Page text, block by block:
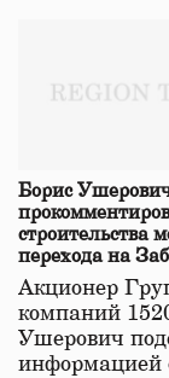
Борис
строительства
перехода на
железной дороге
Акционер
компаний
Ушерович
информацией